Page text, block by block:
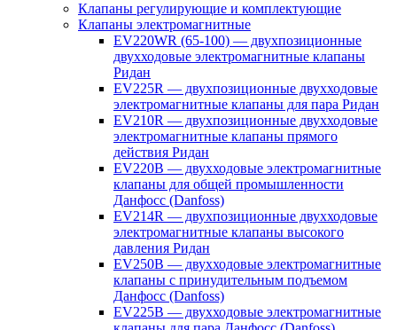
Клапаны регулирующие и комплектующие
Клапаны электромагнитные
EV220WR (65-100) — двухпозиционные
двухходовые электромагнитные клапаны
Ридан
EV225R — двухпозиционные двухходовые
электромагнитные клапаны для пара Ридан
EV210R — двухпозиционные двухходовые
электромагнитные клапаны прямого
действия Ридан
EV220B — двухходовые электромагнитные
клапаны для общей промышленности
Данфосс (Danfoss)
EV214R — двухпозиционные двухходовые
электромагнитные клапаны высокого
давления Ридан
EV250B — двухходовые электромагнитные
клапаны с принудительным подъемом
Данфосс (Danfoss)
EV225B — двухходовые электромагнитные